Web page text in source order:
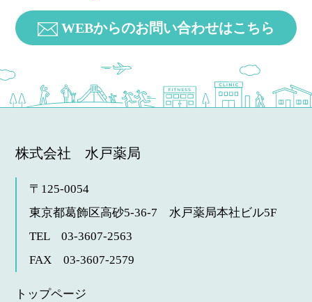
WEBからのお問い合わせはこちら
株式会社 水戸薬局
〒125-0054
東京都葛飾区高砂5-36-7水戸薬局本社ビル5F
TEL 03-3607-2563
FAX 03-3607-2579
トップページ